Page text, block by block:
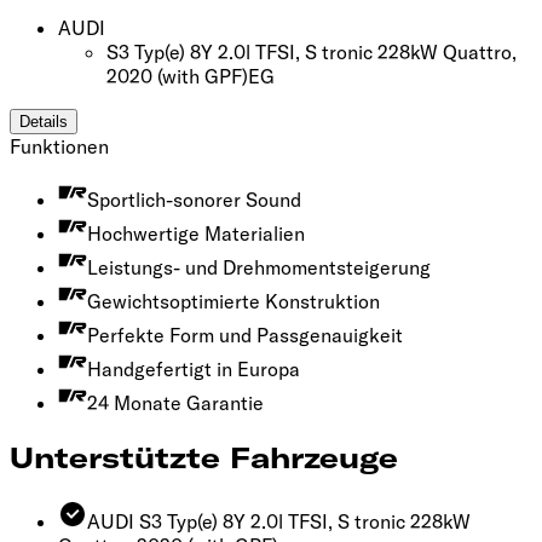
AUDI
S3 Typ(e) 8Y 2.0l TFSI, S tronic 228kW Quattro,
2020 (with GPF)EG
Details
Funktionen
Sportlich-sonorer Sound
Hochwertige Materialien
Leistungs- und Drehmomentsteigerung
Gewichtsoptimierte Konstruktion
Perfekte Form und Passgenauigkeit
Handgefertigt in Europa
24 Monate Garantie
Unterstützte Fahrzeuge
AUDI S3 Typ(e) 8Y 2.0l TFSI, S tronic 228kW